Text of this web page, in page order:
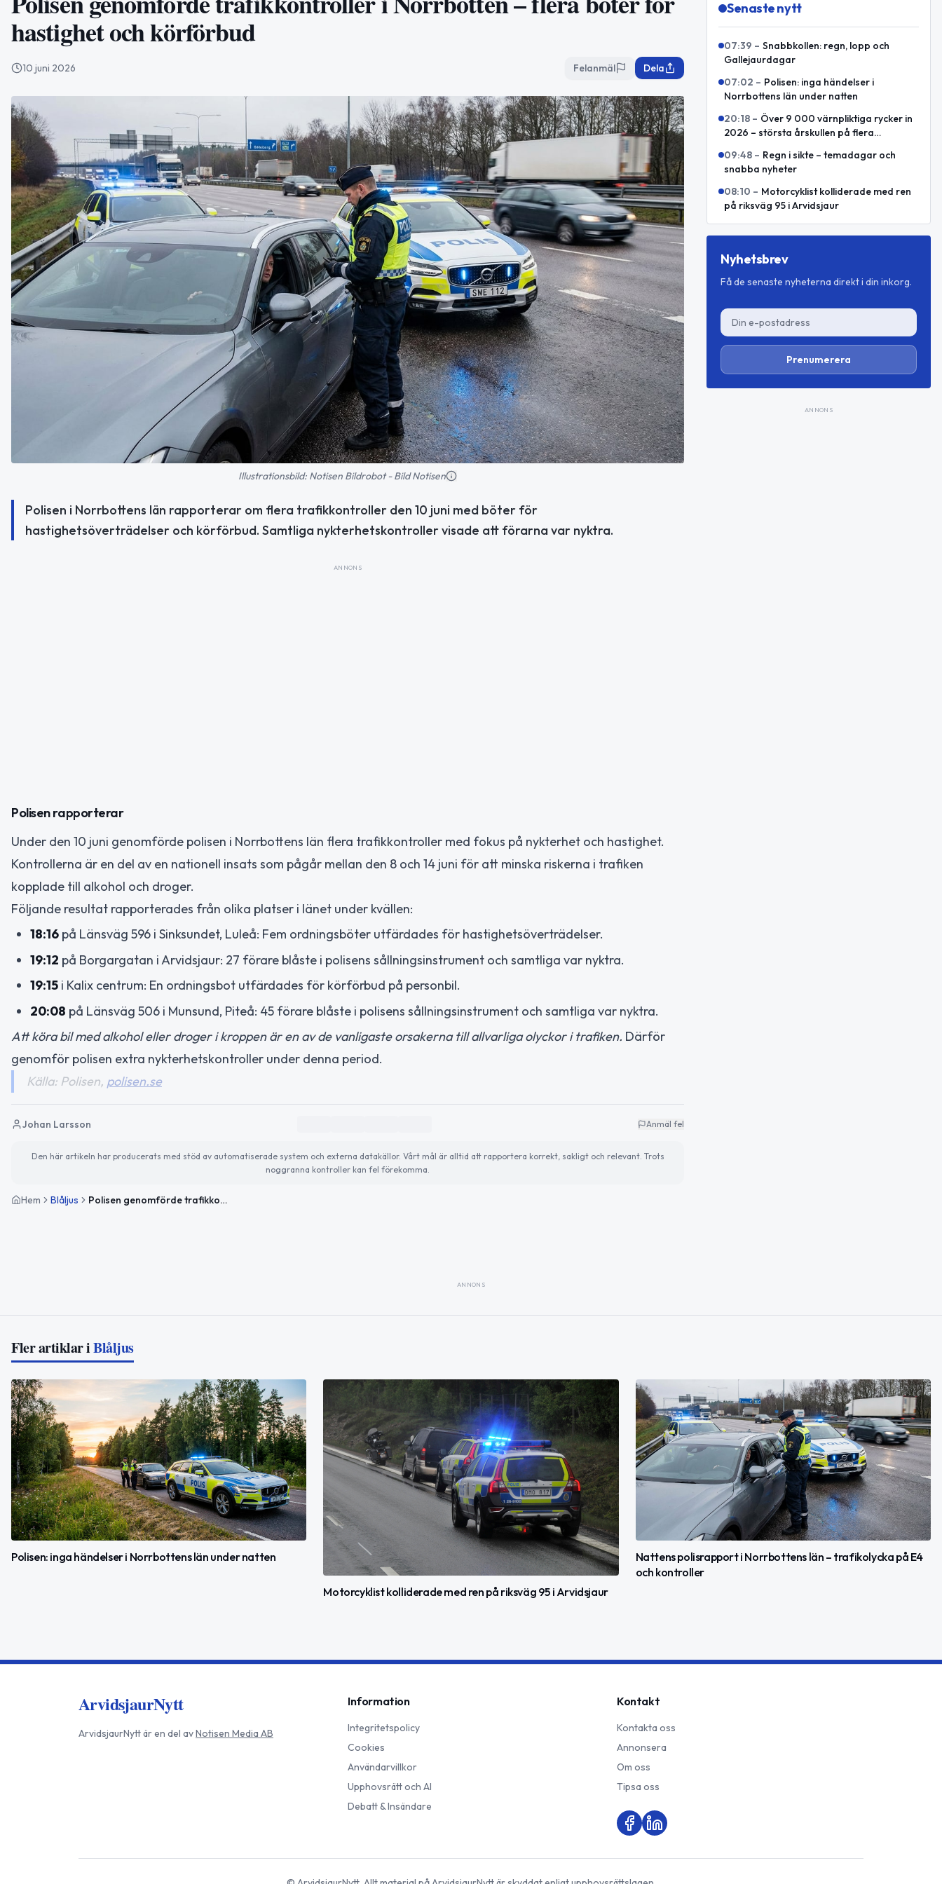
hastighet och körförbud
10 juni 2026 Felanmäl Dela
Illustrationsbild: Notisen Bildrobot - Bild Notisen
Polisen i Norrbottens län rapporterar om flera trafikkontroller den 10 juni med böter för
hastighetsöverträdelser och körförbud. Samtliga nykterhetskontroller visade att förarna var nyktra.
ANNONS
Polisen rapporterar
Under den 10 juni genomförde polisen i Norrbottens län flera trafikkontroller med fokus på nykterhet och hastighet.
Kontrollerna är en del av en nationell insats som pågår mellan den 8 och 14 juni för att minska riskerna i trafiken
kopplade till alkohol och droger.
Följande resultat rapporterades från olika platser i länet under kvällen:
18:16 på Länsväg 596 i Sinksundet, Luleå: Fem ordningsböter utfärdades för hastighetsöverträdelser.
19:12 på Borgargatan i Arvidsjaur: 27 förare blåste i polisens sållningsinstrument och samtliga var nyktra.
19:15 i Kalix centrum: En ordningsbot utfärdades för körförbud på personbil.
20:08 på Länsväg 506 i Munsund, Piteå: 45 förare blåste i polisens sållningsinstrument och samtliga var nyktra.
Att köra bil med alkohol eller droger i kroppen är en av de vanligaste orsakerna till allvarliga olyckor i trafiken. Därför
genomför polisen extra nykterhetskontroller under denna period.
Källa: Polisen, polisen.se
Johan Larsson Anmäl fel
Den här artikeln har producerats med stöd av automatiserade system och externa datakällor. Vårt mål är alltid att rapportera korrekt, sakligt och relevant. Trots
noggranna kontroller kan fel förekomma.
Hem Blåljus Polisen genomförde trafikkontroller i Norrbotten – flera böter för hastighet och körförbud
Senaste nytt
07:39 – Snabbkollen: regn, lopp och
Gallejaurdagar
07:02 – Polisen: inga händelser i
Norrbottens län under natten
20:18 – Över 9 000 värnpliktiga rycker in
2026 – största årskullen på flera
09:48 – Regn i sikte – temadagar och
snabba nyheter
08:10 – Motorcyklist kolliderade med ren
på riksväg 95 i Arvidsjaur
Nyhetsbrev
Få de senaste nyheterna direkt i din inkorg.
Prenumerera
ANNONS
ANNONS
Fler artiklar iBlåljus
Polisen: inga händelser i Norrbottens län under natten
Motorcyklist kolliderade med ren på riksväg 95 i Arvidsjaur
Nattens polisrapport i Norrbottens län – trafikolycka på E4
och kontroller
ArvidsjaurNytt
ArvidsjaurNyttär en del avNotisen Media AB
Information
Integritetspolicy
Cookies
Användarvillkor
Upphovsrätt och AI
Debatt & Insändare
Kontakt
Kontakta oss
Annonsera
Om oss
Tipsa oss